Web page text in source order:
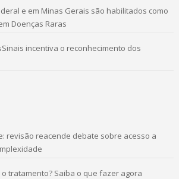
e em Minas Gerais são habilitados como
Doenças Raras
incentiva o reconhecimento dos
revisão reacende debate sobre acesso a
tratamento? Saiba o que fazer agora